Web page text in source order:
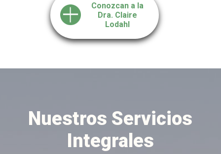
Conozcan a la
Dra. Claire
Lodahl
Nuestros Servicios
Integrales